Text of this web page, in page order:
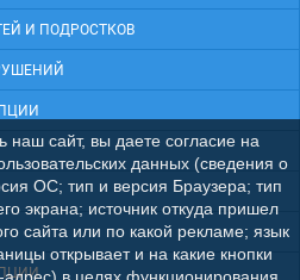
И ПОДРОСТКОВ
наш сайт, вы даете согласие на
данных (сведения о
ОС; тип и версия Браузера; тип
экрана; источник откуда пришел
сайта или по какой рекламе; язык
открывает и на какие кнопки